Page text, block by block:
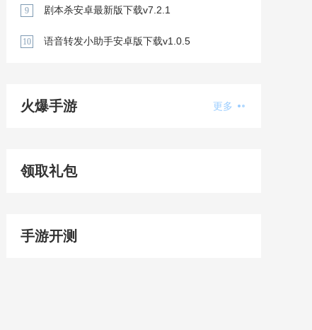
9 剧本杀安卓最新版下载v7.2.1
10 语音转发小助手安卓版下载v1.0.5
火爆手游 更多
领取礼包
手游开测